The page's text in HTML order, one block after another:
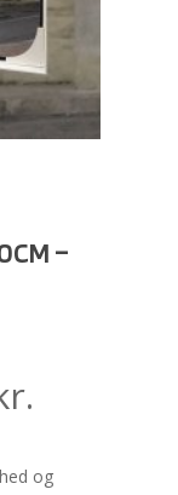
–
og